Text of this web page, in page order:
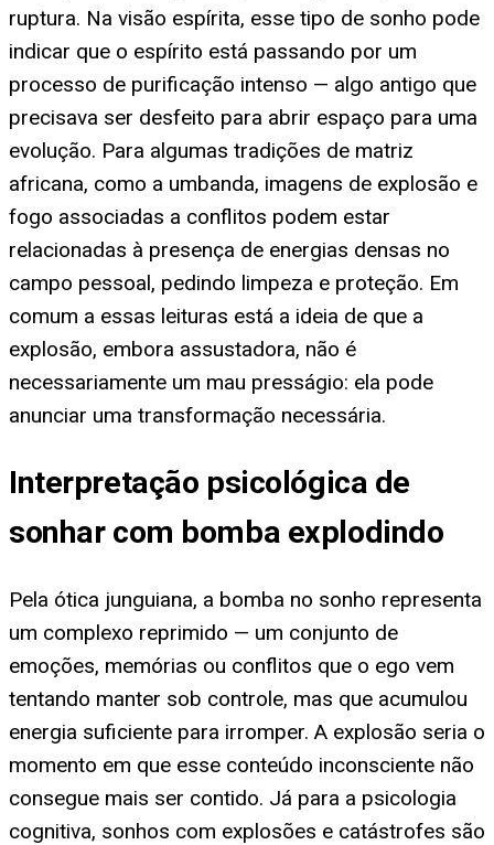
ruptura. Na visão espírita, esse tipo de sonho pode
indicar que o espírito está passando por um
processo de purificação intenso — algo antigo que
precisava ser desfeito para abrir espaço para uma
evolução. Para algumas tradições de matriz
africana, como a umbanda, imagens de explosão e
fogo associadas a conflitos podem estar
relacionadas à presença de energias densas no
campo pessoal, pedindo limpeza e proteção. Em
comum a essas leituras está a ideia de que a
explosão, embora assustadora, não é
necessariamente um mau presságio: ela pode
anunciar uma transformação necessária.
Interpretação psicológica de
sonhar com bomba explodindo
Pela ótica junguiana, a bomba no sonho representa
um complexo reprimido — um conjunto de
emoções, memórias ou conflitos que o ego vem
tentando manter sob controle, mas que acumulou
energia suficiente para irromper. A explosão seria o
momento em que esse conteúdo inconsciente não
consegue mais ser contido. Já para a psicologia
cognitiva, sonhos com explosões e catástrofes são